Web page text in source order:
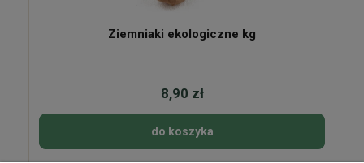
Ziemniaki ekologiczne kg
8,90 zł
do koszyka